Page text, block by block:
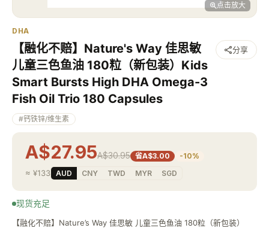
点击放大
DHA
【融化不赔】Nature's Way 佳思敏
儿童三色鱼油 180粒（新包装）Kids
Smart Bursts High DHA Omega-3
Fish Oil Trio 180 Capsules
分享
#钙铁锌/维生素
A$27.95A$30.95 省A$3.00 -10%
≈ ¥133 AUD CNY TWD MYR SGD
现货充足
【融化不赔】Nature’s Way 佳思敏 儿童三色鱼油 180粒（新包装）